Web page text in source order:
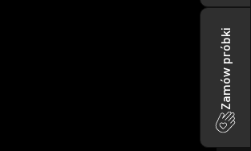
Zamów próbki